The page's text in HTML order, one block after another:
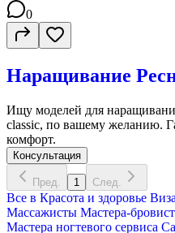
0
Наращивание
Ищу моделей для
classic, по вашему желанию.
комфорт.
Консультация
Пред. 1 След.
Все в Красота и здоровье
Массажисты Мастера-
Мастера ногтевого сервиса